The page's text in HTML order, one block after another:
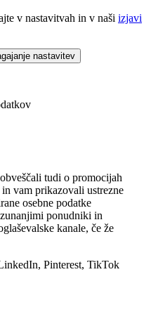
v nastavitvah in v naši izjavi
nastavitev
tudi o promocijah
in vam prikazovali ustrezne
osebne podatke
ponudniki in
kanale, če že
Pinterest, TikTok